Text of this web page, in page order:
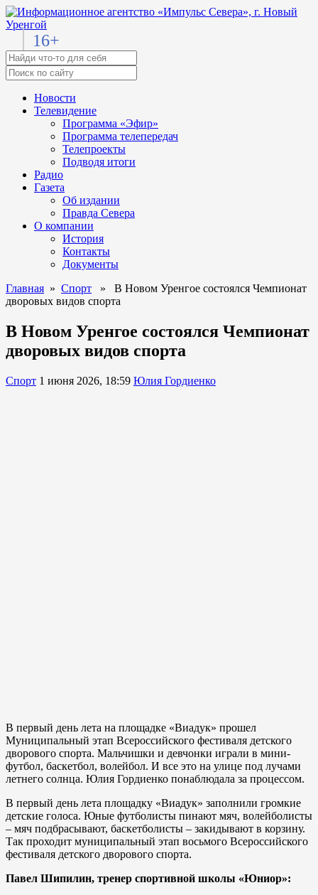
16+
Новости
Телевидение
Программа «Эфир»
Программа телепередач
Телепроекты
Подводя итоги
Радио
Газета
Об издании
Правда Севера
О компании
История
Контакты
Документы
Главная » Спорт » В Новом Уренгое состоялся Чемпионат
дворовых видов спорта
В Новом Уренгое состоялся Чемпионат
дворовых видов спорта
Спорт 1 июня 2026, 18:59 Юлия Гордиенко
В первый день лета на площадке «Виадук» прошел
Муниципальный этап Всероссийского фестиваля детского
дворового спорта. Мальчишки и девчонки играли в мини-
футбол, баскетбол, волейбол. И все это на улице под лучами
летнего солнца. Юлия Гордиенко понаблюдала за процессом.
В первый день лета площадку «Виадук» заполнили громкие
детские голоса. Юные футболисты пинают мяч, волейболисты
– мяч подбрасывают, баскетболисты – закидывают в корзину.
Так проходит муниципальный этап восьмого Всероссийского
фестиваля детского дворового спорта.
Павел Шипилин, тренер спортивной школы «Юниор»: